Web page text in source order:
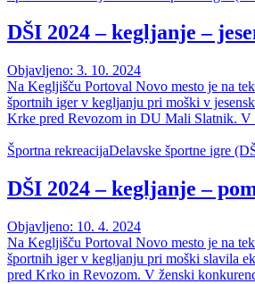
DŠI 2024 – kegljanje –
Objavljeno: 3. 10. 2024
Na Kegljišču Portoval Novo mesto je na
športnih iger v kegljanju pri moški v
Krke pred Revozom in DU Mali Slatnik.
Športna rekreacijaDelavske športne igre
DŠI 2024 – kegljanje –
Objavljeno: 10. 4. 2024
Na Kegljišču Portoval Novo mesto je na
športnih iger v kegljanju pri moški slavila
pred Krko in Revozom. V ženski